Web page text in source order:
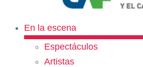
En la escena
Espectáculos
Artistas